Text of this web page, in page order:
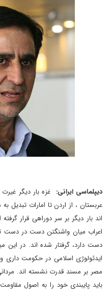
دیپلماسی ایرانی: غزه بار دیگر
عربستان ، از اردن تا امارات تبدیل
اند بار دیگر بر سر دوراهی قرار
اعراب میان واشنگتن دست در دست
دست دارد، گرفتار شده اند. در این
ایدئولوژی اسلامی در حکومت داری
مصر بر مسند قدرت نشسته اند.
باید پایبندی خود را به اصول